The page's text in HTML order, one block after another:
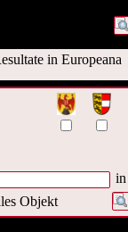
in Europeana
in
Objekt